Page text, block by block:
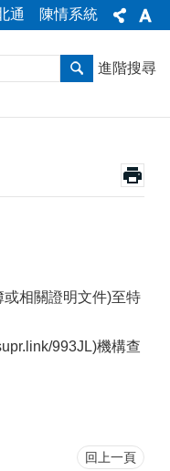
通 陳情系統
進階搜尋
相關證明文件)至特
993JL)機構查
回上一頁